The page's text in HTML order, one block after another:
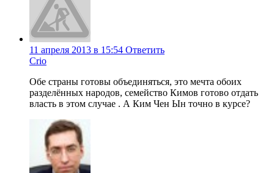
11 апреля 2013 в 15:54 Ответить
Crio
Обе страны готовы объединяться, это мечта обоих
разделённых народов, семейство Кимов готово отдать
власть в этом случае . А Ким Чен Ын точно в курсе?